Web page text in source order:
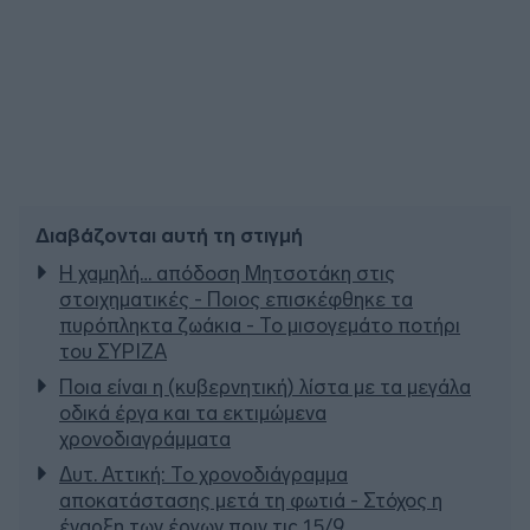
Διαβάζονται αυτή τη στιγμή
Η χαμηλή… απόδοση Μητσοτάκη στις
στοιχηματικές - Ποιος επισκέφθηκε τα
πυρόπληκτα ζωάκια - Το μισογεμάτο ποτήρι
του ΣΥΡΙΖΑ
Ποια είναι η (κυβερνητική) λίστα με τα μεγάλα
οδικά έργα και τα εκτιμώμενα
χρονοδιαγράμματα
Δυτ. Αττική: Το χρονοδιάγραμμα
αποκατάστασης μετά τη φωτιά - Στόχος η